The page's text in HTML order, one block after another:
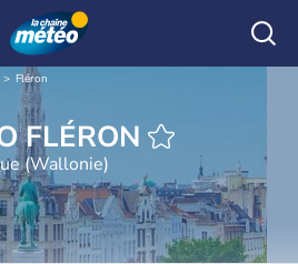
Fléron
METEO FLÉRON
(Wallonie)